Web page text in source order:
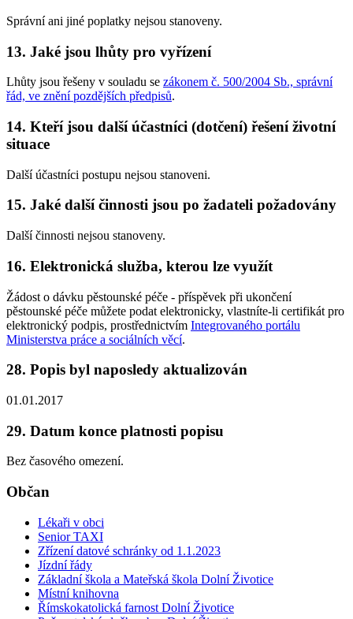
Správní ani jiné poplatky nejsou stanoveny.
13. Jaké jsou lhůty pro vyřízení
Lhůty jsou řešeny v souladu se zákonem č. 500/2004 Sb., správní
řád, ve znění pozdějších předpisů.
14. Kteří jsou další účastníci (dotčení) řešení životní
situace
Další účastníci postupu nejsou stanoveni.
15. Jaké další činnosti jsou po žadateli požadovány
Další činnosti nejsou stanoveny.
16. Elektronická služba, kterou lze využít
Žádost o dávku pěstounské péče - příspěvek při ukončení
pěstounské péče můžete podat elektronicky, vlastníte-li certifikát pro
elektronický podpis, prostřednictvím Integrovaného portálu
Ministerstva práce a sociálních věcí.
28. Popis byl naposledy aktualizován
01.01.2017
29. Datum konce platnosti popisu
Bez časového omezení.
Občan
Lékaři v obci
Senior TAXI
Zřízení datové schránky od 1.1.2023
Jízdní řády
Základní škola a Mateřská škola Dolní Životice
Místní knihovna
Římskokatolická farnost Dolní Životice